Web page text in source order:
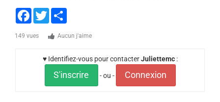
Facebook
Twitter
149 vues Aucun j'aime
♥ Identifiez-vous pour contacterJuliettemc:
S'inscrire - ou - Connexion